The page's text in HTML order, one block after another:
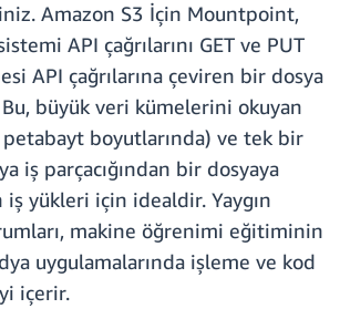
Amazon S3 İçin Mountpoint,
API çağrılarını GET ve PUT
API çağrılarına çeviren bir dosya
büyük veri kümelerini okuyan
boyutlarında) ve tek bir
iş parçacığından bir dosyaya
iş yükleri için idealdir. Yaygın
makine öğrenimi eğitiminin
uygulamalarında işleme ve kod
içerir.